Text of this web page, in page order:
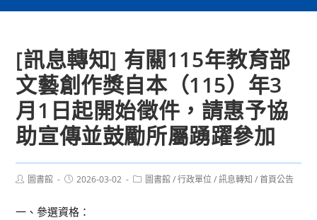
[訊息轉知] 有關115年教育部
文藝創作獎自本（115）年3
月1日起開始徵件，請惠予協
助宣傳並鼓勵所屬踴躍參加
Post圖書館
Post2026-03-02
Post圖書館 / 行政單位 / 訊息轉知 / 首頁公告
一、參選資格：